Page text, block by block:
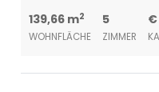
139,66 m2
WOHNFLÄCHE
5
ZIMMER
€